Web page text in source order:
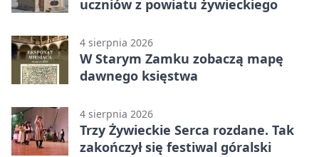
uczniów z powiatu żywieckiego
4 sierpnia 2026
W Starym Zamku zobaczą mapę
dawnego księstwa
4 sierpnia 2026
Trzy Żywieckie Serca rozdane. Tak
zakończył się festiwal góralski